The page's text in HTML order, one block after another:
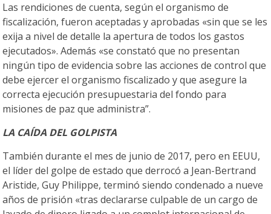
Las rendiciones de cuenta, según el organismo de
fiscalización, fueron aceptadas y aprobadas «sin que se les
exija a nivel de detalle la apertura de todos los gastos
ejecutados». Además «se constató que no presentan
ningún tipo de evidencia sobre las acciones de control que
debe ejercer el organismo fiscalizado y que asegure la
correcta ejecución presupuestaria del fondo para
misiones de paz que administra”.
LA CAÍDA DEL GOLPISTA
También durante el mes de junio de 2017, pero en EEUU,
el líder del golpe de estado que derrocó a Jean-Bertrand
Aristide, Guy Philippe, terminó siendo condenado a nueve
años de prisión «tras declararse culpable de un cargo de